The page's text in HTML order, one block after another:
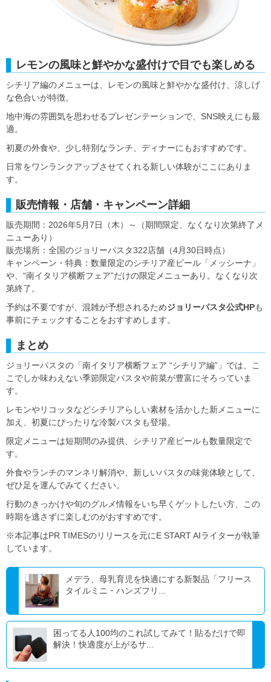
レモンの風味と鮮やかな盛付けで目でも楽しめる
シチリア編のメニューは、レモンの風味と鮮やかな盛付け、涼しげ
な色合いが特徴。
地中海の雰囲気を思わせるプレゼンテーションで、SNS映えにも最
適。
初夏の外食や、少し特別なランチ、ディナーにもおすすめです。
日常をワンランクアップさせてくれる新しい体験がここにありま
す。
販売情報・店舗・キャンペーン詳細
販売期間：2026年5月7日（木）～（期間限定、なくなり次第終了メ
ニューあり）
販売場所：全国のジョリーパスタ322店舗（4月30日時点）
キャンペーン・特典：数量限定のシチリア産ビール「メッシーナ」
や、“南イタリア横断フェア”だけの限定メニューあり。なくなり次
第終了。
予約は不要ですが、混雑が予想されるためジョリーパスタ公式HPも
事前にチェックすることをおすすめします。
まとめ
ジョリーパスタの「南イタリア横断フェア “シチリア編”」では、こ
こでしか味わえない季節限定パスタや前菜が豊富にそろっていま
す。
レモンやリコッタなどシチリアらしい素材を活かした新メニューに
加え、初夏にぴったりな冷製パスタも登場。
限定メニューは短期間のみ提供、シチリア産ビールも数量限定で
す。
外食やランチのマンネリ解消や、新しいパスタの味覚体験として、
ぜひ足を運んでみてください。
行動のきっかけや旬のグルメ情報をいち早くゲットしたい方、この
時期を逃さずに楽しむのがおすすめです。
※本記事はPR TIMESのリリースを元にE START AIライターが執筆
しています。
メデラ、母乳育児を快適にする新製品「フリース
タイルミニ・ハンズフリ...
困ってる人100均のこれ試してみて！貼るだけで即
解決！快適度が上がるサ...